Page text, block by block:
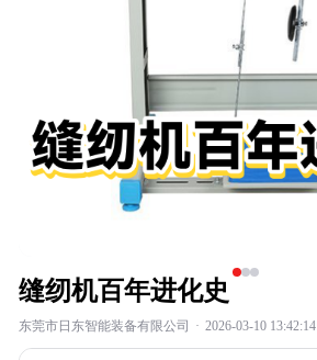
缝纫机百年进化史
东莞市日东智能装备有限公司 · 2026-03-10 13:42:14